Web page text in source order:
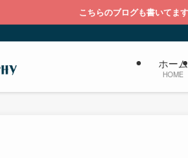
こちらのブログも書いてます『大福のブログ ライ
ホーム
HOME